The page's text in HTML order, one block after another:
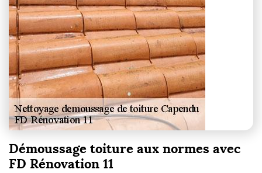
Démoussage toiture aux normes avec
FD Rénovation 11